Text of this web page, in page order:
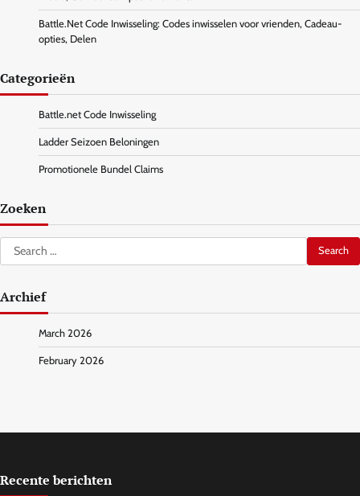
Battle.Net Code Inwisseling: Codes inwisselen voor vrienden, Cadeau-
opties, Delen
Categorieën
Battle.net Code Inwisseling
Ladder Seizoen Beloningen
Promotionele Bundel Claims
Zoeken
Search
for:
Archief
March 2026
February 2026
Recente berichten